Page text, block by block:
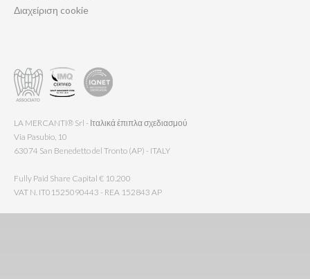
Διαχείριση cookie
LA MERCANTI® Srl - Ιταλικά έπιπλα σχεδιασμού
Via Pasubio, 10
63074 San Benedetto del Tronto (AP) - ITALY
Fully Paid Share Capital € 10.200
VAT N. IT01525090443 - REA 152843 AP